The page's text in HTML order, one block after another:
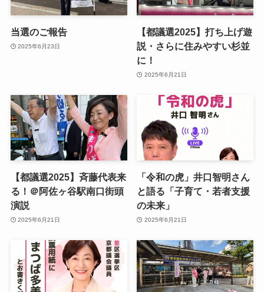
当選のご報告
2025年6月23日
【都議選2025】打ち上げ遊
説・さらに住みやすい杉並
に！
2025年6月21日
【都議選2025】斉藤代表来
る！＠阿佐ヶ谷駅南口街頭
演説
2025年6月21日
「令和の虎」井口智明さん
と語る「子育て・若者支援
の未来」
2025年6月21日